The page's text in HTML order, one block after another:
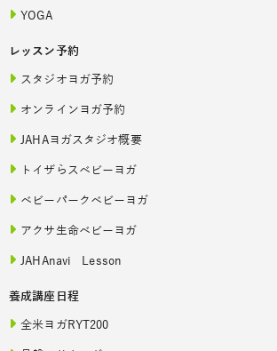
YOGA
レッスン予約
スタジオヨガ予約
オンラインヨガ予約
JAHAヨガスタジオ概要
トイザらスベビーヨガ
ベビーパークベビーヨガ
アクサ生命ベビーヨガ
JAHAnavi Lesson
養成講座日程
全米ヨガRYT200